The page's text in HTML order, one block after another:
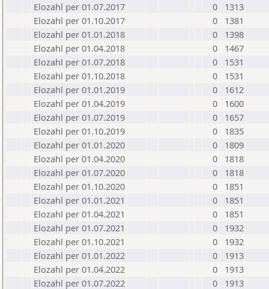
Elozahl per 01.07.2017
0
1313
Elozahl per 01.10.2017
0
1381
Elozahl per 01.01.2018
0
1398
Elozahl per 01.04.2018
0
1467
Elozahl per 01.07.2018
0
1531
Elozahl per 01.10.2018
0
1531
Elozahl per 01.01.2019
0
1612
Elozahl per 01.04.2019
0
1600
Elozahl per 01.07.2019
0
1657
Elozahl per 01.10.2019
0
1835
Elozahl per 01.01.2020
0
1809
Elozahl per 01.04.2020
0
1818
Elozahl per 01.07.2020
0
1818
Elozahl per 01.10.2020
0
1851
Elozahl per 01.01.2021
0
1851
Elozahl per 01.04.2021
0
1851
Elozahl per 01.07.2021
0
1932
Elozahl per 01.10.2021
0
1932
Elozahl per 01.01.2022
0
1913
Elozahl per 01.04.2022
0
1913
Elozahl per 01.07.2022
0
1913